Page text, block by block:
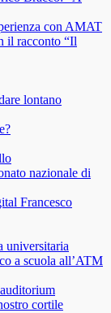
con AMAT
il racconto “Il
lontano
nazionale di
Francesco
universitaria
a scuola all’ATM
cortile